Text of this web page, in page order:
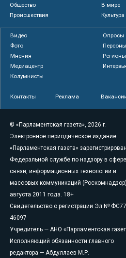
Общество
В мире
Происшествия
Культура
Видео
Опросы
Фото
Персоны
Мнения
Регионы
Медиацентр
Колумнисты
Контакты Реклама
© «Парламентская газета», 2026 г.
Электронное периодическое издание
«Парламентская газета»
Федеральной службе по надзору в сфере
связи, информационных технологий и
массовых коммуникаций
августа 2011 года. 18+
Свидетельство о регистрации Эл №
46097
Учредитель — АНО «Парламентская
Исполняющий обязанности главного
редактора — Абдуллаев М.Р.